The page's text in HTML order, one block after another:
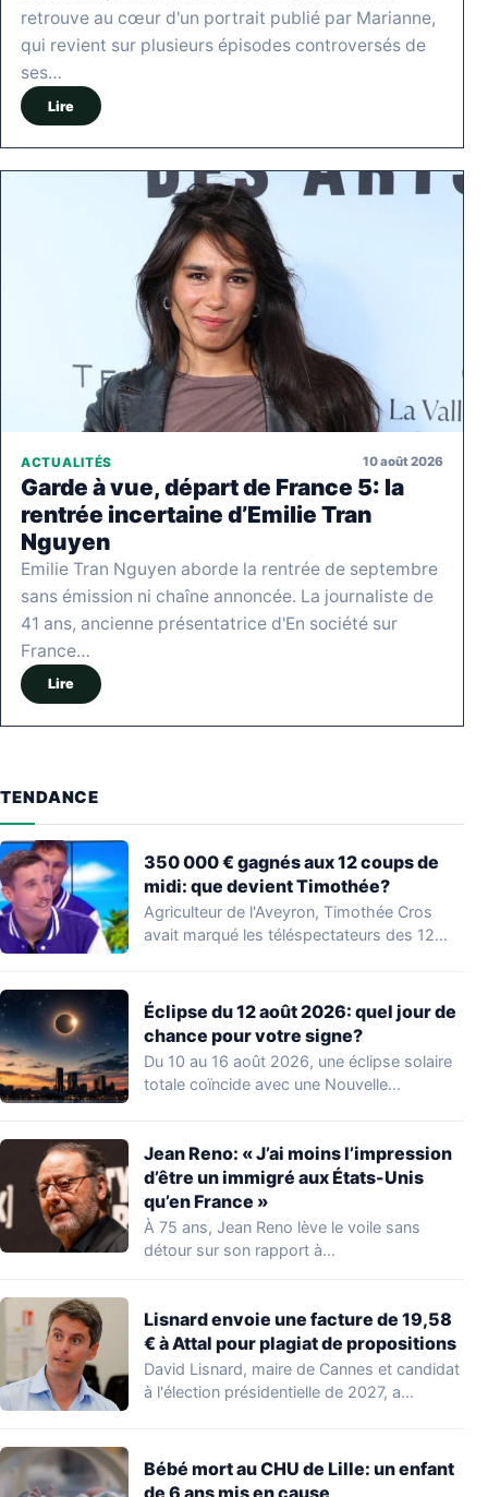
retrouve au cœur d'un portrait publié par Marianne,
qui revient sur plusieurs épisodes controversés de
ses…
Lire
ACTUALITÉS 10 août 2026
Garde à vue, départ de France 5: la
rentrée incertaine d’Emilie Tran
Nguyen
Emilie Tran Nguyen aborde la rentrée de septembre
sans émission ni chaîne annoncée. La journaliste de
41 ans, ancienne présentatrice d'En société sur
France…
Lire
TENDANCE
350 000 € gagnés aux 12 coups de
midi: que devient Timothée?
Agriculteur de l'Aveyron, Timothée Cros
avait marqué les téléspectateurs des 12
Éclipse du 12 août 2026: quel jour de
chance pour votre signe?
Du 10 au 16 août 2026, une éclipse solaire
totale coïncide avec une Nouvelle…
Jean Reno: « J’ai moins l’impression
d’être un immigré aux États-Unis
qu’en France »
À 75 ans, Jean Reno lève le voile sans
détour sur son rapport à…
Lisnard envoie une facture de 19,58
€ à Attal pour plagiat de propositions
David Lisnard, maire de Cannes et candidat
à l'élection présidentielle de 2027, a
Bébé mort au CHU de Lille: un enfant
de 6 ans mis en cause